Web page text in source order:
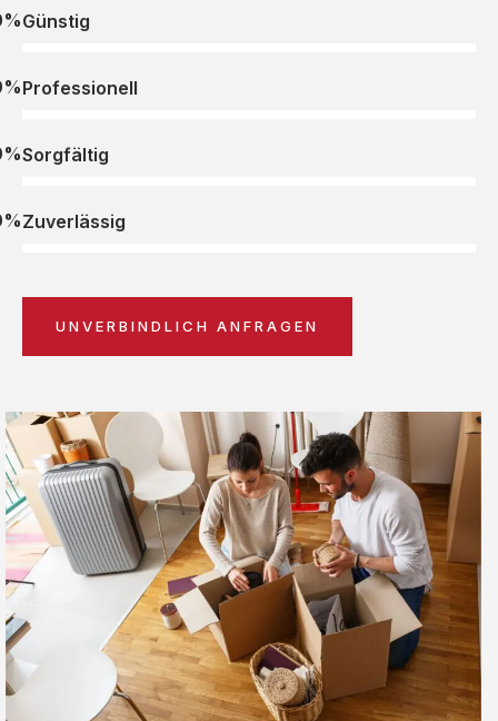
Günstig
Professionell
Sorgfältig
Zuverlässig
UNVERBINDLICH ANFRAGEN